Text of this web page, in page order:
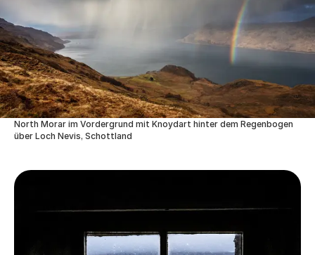
North Morar im Vordergrund mit Knoydart hinter dem Regenbogen
über Loch Nevis, Schottland